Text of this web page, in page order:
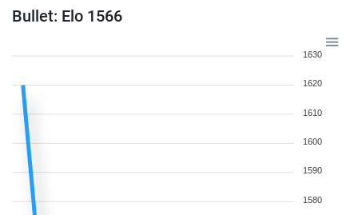
Bullet: Elo 1566
1630
1620
1610
1600
1590
1580